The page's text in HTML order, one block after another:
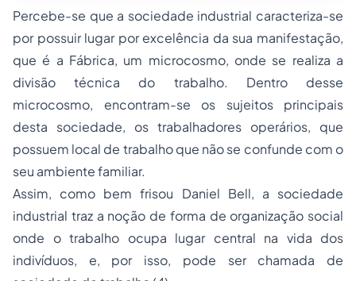
Percebe-se que a sociedade industrial caracteriza-se
por possuir lugar por excelência da sua manifestação,
que é a Fábrica, um microcosmo, onde se realiza a
divisão técnica do trabalho. Dentro desse
microcosmo, encontram-se os sujeitos principais
desta sociedade, os trabalhadores operários, que
possuem local de trabalho que não se confunde com o
seu ambiente familiar.
Assim, como bem frisou Daniel Bell, a sociedade
industrial traz a noção de forma de organização social
onde o trabalho ocupa lugar central na vida dos
indivíduos, e, por isso, pode ser chamada de